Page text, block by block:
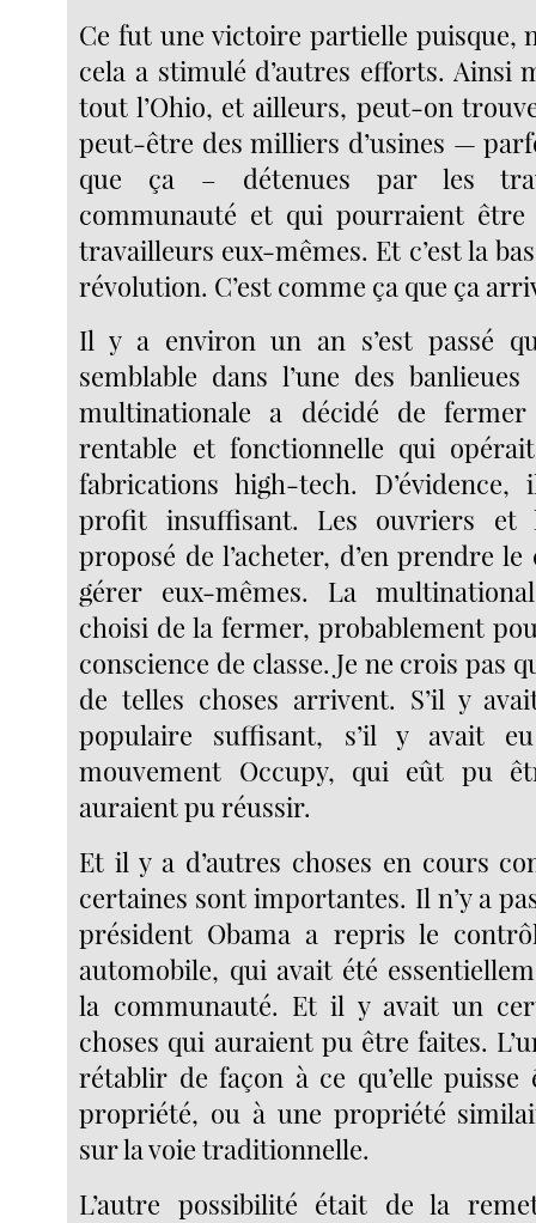
Ce fut une victoire partielle puisque,
cela a stimulé d’autres efforts. Ainsi
tout l’Ohio, et ailleurs, peut-on
peut-être des milliers d’usines —
que ça – détenues par les
communauté et qui pourraient être
travailleurs eux-mêmes. Et c’est la
révolution. C’est comme ça que ça
Il y a environ un an s’est passé
semblable dans l’une des
multinationale a décidé de
rentable et fonctionnelle qui
fabrications high-tech.
profit insuffisant. Les ouvriers et
proposé de l’acheter, d’en prendre
gérer eux-mêmes. La
choisi de la fermer, probablement
conscience de classe. Je ne crois pas
de telles choses arrivent. S’il y
populaire suffisant, s’il y avait
mouvement Occupy, qui eût pu
auraient pu réussir.
Et il y a d’autres choses en cours
certaines sont importantes. Il n’y a
président Obama a repris le
automobile, qui avait été
la communauté. Et il y avait un
choses qui auraient pu être faites.
rétablir de façon à ce qu’elle
propriété, ou à une propriété
sur la voie traditionnelle.
L’autre possibilité était de la